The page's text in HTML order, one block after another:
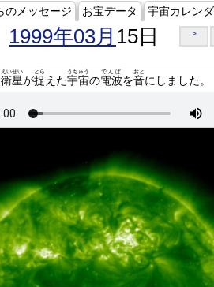
のメッセージ お宝データ 宇宙カレン
1999年03月 15日 >
衛星
えいせい
が捉
とら
えた宇宙
うちゅう
の電波
でんぱ
を音
おと
にしました。